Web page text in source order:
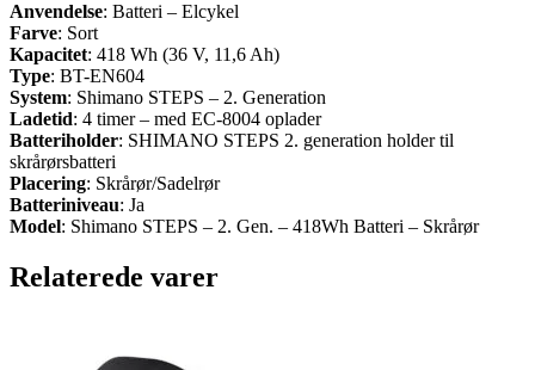
Anvendelse: Batteri – Elcykel
Farve: Sort
Kapacitet: 418 Wh (36 V, 11,6 Ah)
Type: BT-EN604
System: Shimano STEPS – 2. Generation
Ladetid: 4 timer – med EC-8004 oplader
Batteriholder: SHIMANO STEPS 2. generation holder til
skrårørsbatteri
Placering: Skrårør/Sadelrør
Batteriniveau: Ja
Model: Shimano STEPS – 2. Gen. – 418Wh Batteri – Skrårør
Relaterede varer